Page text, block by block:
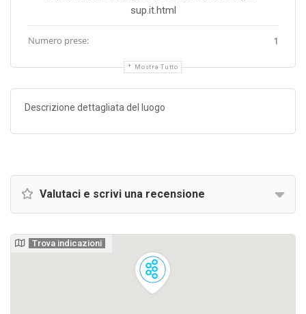
sup.it.html
Numero prese: 1
Mostra Tutto
Descrizione dettagliata del luogo
Valutaci e scrivi una recensione
Trova indicazioni